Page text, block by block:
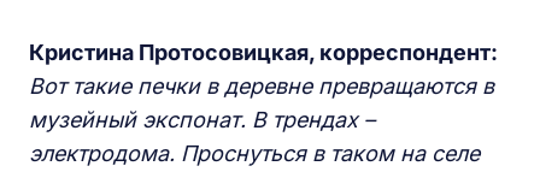
Кристина Протосовицкая, корреспондент:
Вот такие печки в деревне превращаются в
музейный экспонат. В трендах –
электродома. Проснуться в таком на селе